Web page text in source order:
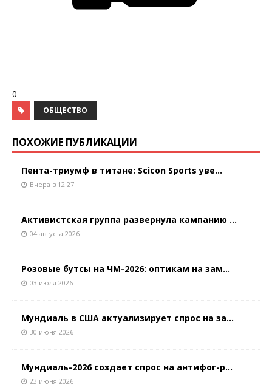
0
ОБЩЕСТВО
ПОХОЖИЕ ПУБЛИКАЦИИ
Пента-триумф в титане: Scicon Sports уве...
Вчера в 12:27
Активистская группа развернула кампанию ...
04 августа 2026
Розовые бутсы на ЧМ-2026: оптикам на зам...
03 июля 2026
Мундиаль в США актуализирует спрос на за...
30 июня 2026
Мундиаль-2026 создает спрос на антифог-р...
23 июня 2026